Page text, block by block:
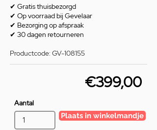
✔ Gratis thuisbezorgd
✔ Op voorraad bij Gevelaar
✔ Bezorging op afspraak
✔ 30 dagen retourneren
Productcode: GV-108155
€399,00
Aantal
Plaats in winkelmandje